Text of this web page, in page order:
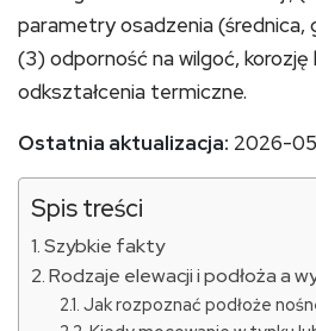
parametry osadzenia (średnica,
(3) odporność na wilgoć,
odkształcenia termiczne.
Ostatnia aktualizacja: 2026-
Spis treści
Szybkie fakty
Rodzaje elewacji i podłoża a
Jak rozpoznać podłoże